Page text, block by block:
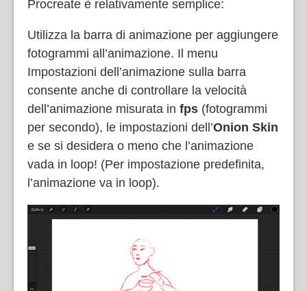
Procreate è relativamente semplice:
Utilizza la barra di animazione per aggiungere
fotogrammi all’animazione. Il menu
Impostazioni dell’animazione sulla barra
consente anche di controllare la velocità
dell’animazione misurata in fps (fotogrammi
per secondo), le impostazioni dell’Onion Skin
e se si desidera o meno che l’animazione
vada in loop! (Per impostazione predefinita,
l’animazione va in loop).